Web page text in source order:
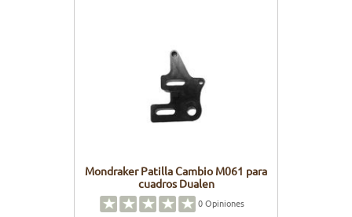
Mondraker Patilla Cambio M061 para
cuadros Dualen
0Opiniones